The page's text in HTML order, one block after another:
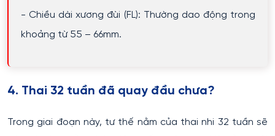
- Chiều dài xương đùi (FL): Thường dao động trong
khoảng từ 55 – 66mm.
4. Thai 32 tuần đã quay đầu chưa?
Trong giai đoạn này, tư thế nằm của thai nhi 32 tuần sẽ